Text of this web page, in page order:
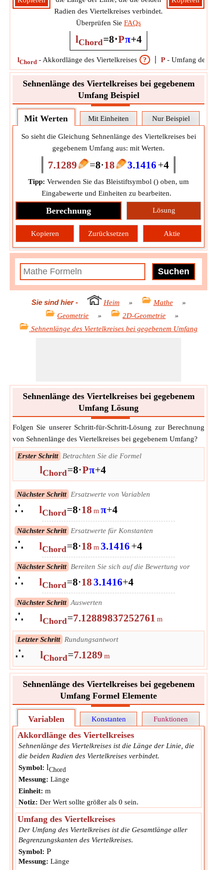
Radien des Viertelkreises verbindet.
Überprüfen Sie FAQs
lChord=8⋅Pπ+4
lChord - Akkordlänge des Viertelkreises ? P - Umfang des
Sehnenlänge des Viertelkreises bei gegebenem
Umfang Beispiel
Mit Werten Mit Einheiten Nur Beispiel
So sieht die Gleichung Sehnenlänge des Viertelkreises bei
gegebenem Umfang aus: mit Werten.
7.1289 =8⋅18 3.1416 +4
Tipp: Verwenden Sie das Bleistiftsymbol () oben, um
Eingabewerte und Einheiten zu bearbeiten.
Berechnung Lösung
Kopieren Zurücksetzen Aktie
Sie sind hier- Heim » Mathe
»
Geometrie
» 2D-Geometrie
»
Sehnenlänge des Viertelkreises bei gegebenem Umfang
Sehnenlänge des Viertelkreises bei gegebenem
Umfang Lösung
Folgen Sie unserer Schritt-für-Schritt-Lösung zur Berechnung
von Sehnenlänge des Viertelkreises bei gegebenem Umfang?
Erster Schritt Betrachten Sie die Formel
lChord=8⋅Pπ+4
Nächster Schritt Ersatzwerte von Variablen
∴ lChord=8⋅18 mπ+4
Nächster Schritt Ersatzwerte für Konstanten
∴ lChord=8⋅18 m 3.1416 +4
Nächster Schritt Bereiten Sie sich auf die Bewertung vor
∴ lChord=8⋅183.1416+4
Nächster Schritt Auswerten
∴ lChord=7.12889837252761 m
Letzter Schritt Rundungsantwort
∴ lChord=7.1289 m
Sehnenlänge des Viertelkreises bei gegebenem
Umfang Formel Elemente
Variablen Konstanten Funktionen
Akkordlänge des Viertelkreises
Sehnenlänge des Viertelkreises ist die Länge der Linie, die
die beiden Radien des Viertelkreises verbindet.
Symbol: lChord
Messung: Länge
Einheit: m
Notiz: Der Wert sollte größer als 0 sein.
Umfang des Viertelkreises
Der Umfang des Viertelkreises ist die Gesamtlänge aller
Begrenzungskanten des Viertelkreises.
Symbol: P
Messung: Länge